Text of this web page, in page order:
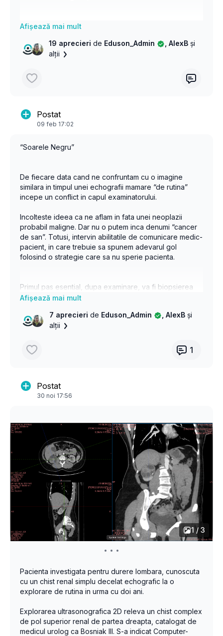
Diagnostic: Litiaza Wirsungiana.
Un caz mai rar.
19 aprecieride Eduson_Admin , AlexB și
alții
Postat
09 feb 17:02
“Soarele Negru”
De fiecare data cand ne confruntam cu o imagine
similara in timpul unei echografii mamare “de rutina”
incepe un conflict in capul examinatorului.
Incolteste ideea ca ne aflam in fata unei neoplazii
probabil maligne. Dar nu o putem inca denumi “cancer
de san”. Totusi, intervin abilitatile de comunicare medic-
pacient, in care trebuie sa spunem adevarul gol
folosind o strategie care sa nu sperie pacienta.
Primul pas esential, dupa examinare, va fi biopsierea
formatiunii cu ajutorul acelor de tip TRU-CUT (Core
echografistilor.
In exemplul video ne confruntam cu o formatiune
mamara, incadrabila BIRADS 4, in momentul biopsiei. S-
7 aprecieride Eduson_Admin , AlexB și
alții
1
Postat
30 noi 17:56
1 / 3
Pacienta investigata pentru durere lombara, cunoscuta
cu un chist renal simplu decelat echografic la o
explorare de rutina in urma cu doi ani.
Explorarea ultrasonografica 2D releva un chist complex
de pol superior renal de partea dreapta, catalogat de
medicul urolog ca Bosniak III. S-a indicat Computer-